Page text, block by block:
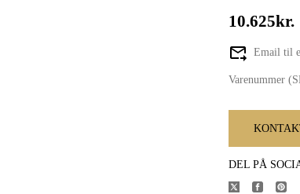
10.625kr.
Email til
Varenummer
DEL PÅ